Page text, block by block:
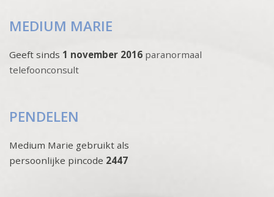
MEDIUM MARIE
Geeft sinds 1 november 2016 paranormaal
telefoonconsult
PENDELEN
Medium Marie gebruikt als
persoonlijke pincode 2447